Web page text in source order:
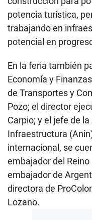
potencia turística,
trabajando en
potencial en
En la feria también
Economía y
de Transportes y
Pozo; el director
Carpio; y el jefe de
Infraestructura
internacional, se
embajador del Reino
embajador de
directora de
Lozano.